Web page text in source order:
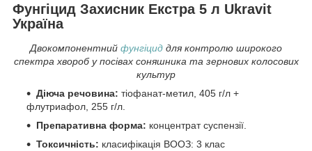
Фунгіцид Захисник Екстра5 л Ukravit
Україна
Двокомпонентний фунгіцид для контролю широкого
спектра хвороб у посівах соняшника та зернових колосових
культур
Дiюча речовина: тіофанат-метил, 405 г/л +
флутриафол, 255 г/л.
Препаративна форма: концентрат суспензії.
Токсичнiсть: класифікація ВООЗ: 3 клас